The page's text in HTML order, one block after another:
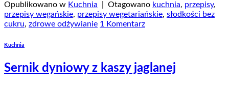
Opublikowano w Kuchnia Otagowano kuchnia, przepisy,
przepisy wegańskie, przepisy wegetariańskie, słodkości bez
cukru, zdrowe odżywianie 1 Komentarz
Kuchnia
Sernik dyniowy z kaszy jaglanej